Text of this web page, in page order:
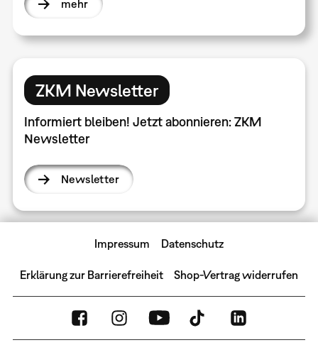
mehr
ZKM Newsletter
Informiert bleiben! Jetzt abonnieren: ZKM
Newsletter
Newsletter
Impressum Datenschutz
Erklärung zur Barrierefreiheit Shop-Vertrag widerrufen